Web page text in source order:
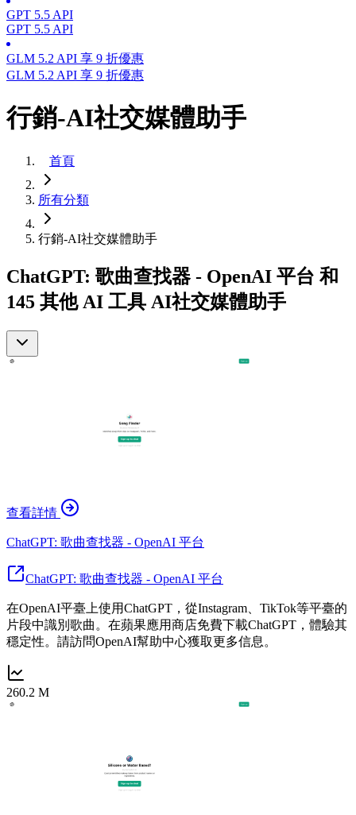
GPT 5.5 API
GPT 5.5 API
GLM 5.2 API 享 9 折優惠
GLM 5.2 API 享 9 折優惠
行銷-AI社交媒體助手
首頁
所有分類
行銷-AI社交媒體助手
ChatGPT: 歌曲查找器 - OpenAI 平台 和
145 其他 AI 工具 AI社交媒體助手
查看詳情
ChatGPT: 歌曲查找器 - OpenAI 平台
ChatGPT: 歌曲查找器 - OpenAI 平台
在OpenAI平臺上使用ChatGPT，從Instagram、TikTok等平臺的
片段中識別歌曲。在蘋果應用商店免費下載ChatGPT，體驗其
穩定性。請訪問OpenAI幫助中心獲取更多信息。
260.2 M